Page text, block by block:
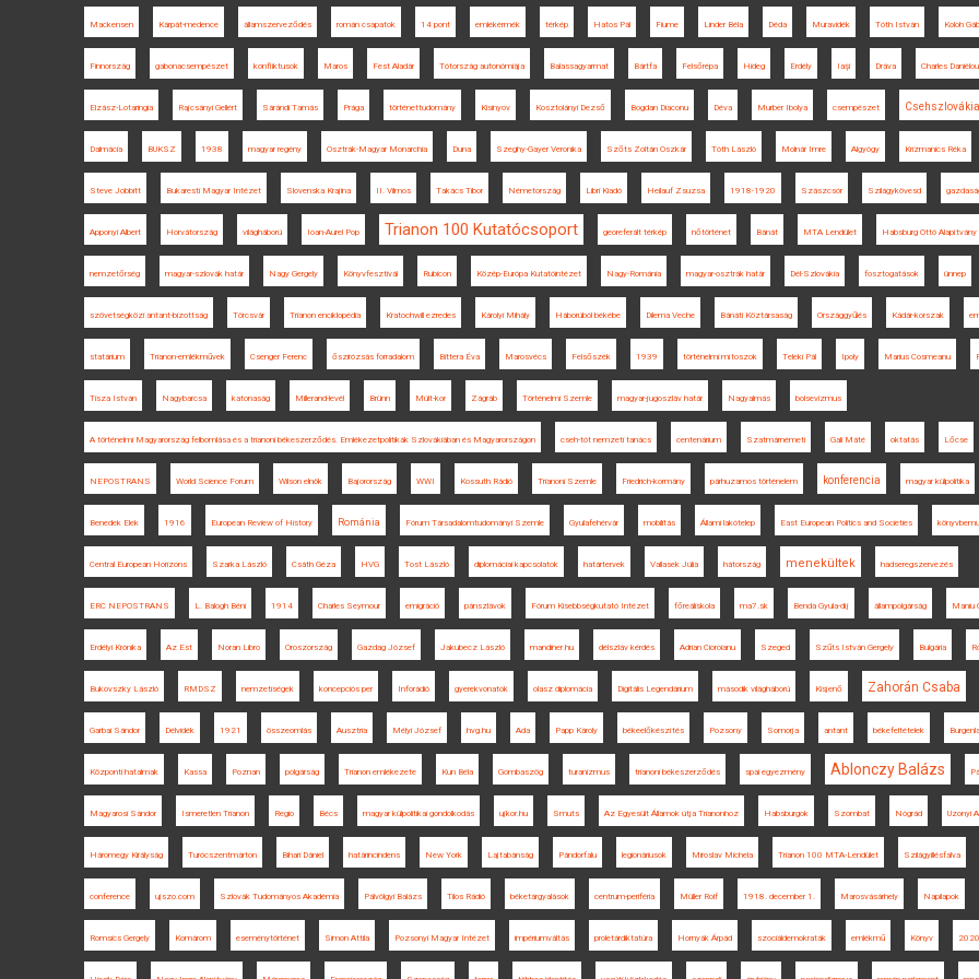
Mackensen Kárpát-medence államszerveződés román csapatok 14 pont emlékérmék térkép Hatos Pál Fiume Linder Béla Déda Muravidék Tóth István Koloh
Finnország gabonacsempészet konfliktusok Maros Fest Aladár Tótország autonómiája Balassagyarmat Bártfa Felsőrépa Hideg Erdély Iaşi Dráva Charles Daniélou
Elzász-Lotaringia Rajcsányi Gellért Sárándi Tamás Prága történettudomány Kisinyov Kosztolányi Dezső Bogdan Diaconu Déva Murber Ibolya csempészet Csehszlovákia
Dalmácia BUKSZ 1938 magyar regény Osztrák-Magyar Monarchia Duna Szeghy-Gayer Veronika Szőts Zoltán Oszkár Tóth László Molnár Imre Algyógy Krizmanics Réka
Steve Jobbitt Bukaresti Magyar Intézet Slovenska Krajina II. Vilmos Takács Tibor Németország Libri Kiadó Heilauf Zsuzsa 1918-1920 Szászcsór Szilágykövesd
Apponyi Albert Horvátország világháború Ioan-Aurel Pop Trianon 100 Kutatócsoport georeferált térkép nőtörténet Bánát MTA Lendület Habsburg Ottó Alapítvány
nemzetőrség magyar-szlovák határ Nagy Gergely Könyvfesztivál Rubicon Közép-Európa Kutatóintézet Nagy-Románia magyar-osztrák határ Dél-Szlovákia fosztogatások ünnep
szövetségközi antant-bizottság Törcsvár Trianon enciklopédia Kratochwill ezredes Károlyi Mihály Háborúból békébe Dilema Veche Bánáti Köztársaság Országgyűlés Kádár-korszak
statárium Trianon-emlékművek Csenger Ferenc őszirózsás forradalom Bittera Éva Marosvécs Felsőszék 1939 történelmi mítoszok Teleki Pál Ipoly Marius Cosmeanu
Tisza István Nagybarcsa katonaság Millerand-levél Brünn Múlt-kor Zágráb Történelmi Szemle magyar-jugoszláv határ Nagyalmás bolsevizmus
A történelmi Magyarország felbomlása és a trianoni békeszerződés. Emlékezetpolitikák Szlovákiában és Magyarországon cseh-tót nemzeti tanács centenárium Szatmárnémeti Gali Máté oktatás Lőcse
NEPOSTRANS World Science Forum Wilson elnök Bajorország WWI Kossuth Rádió Trianoni Szemle Friedrich-kormány párhuzamos történelem konferencia magyar külpolitika
Benedek Elek 1916 European Review of History Románia Fórum Társadalomtudományi Szemle Gyulafehérvár mobilitás Állami lakótelep East European Politics and Societies
Central European Horizons Szarka László Csáth Géza HVG Tost László diplomáciai kapcsolatok határtervek Vallasek Júlia hátország menekültek hadseregszervezés
ERC NEPOSTRANS L. Balogh Béni 1914 Charles Seymour emigráció pánszlávok Fórum Kisebbségkutató Intézet főreáliskola ma7.sk Benda Gyula-díj állampolgárság Maniu
Erdélyi Krónika Az Est Noran Libro Oroszország Gazdag József Jakubecz László mandiner.hu délszláv kérdés Adrian Cioroianu Szeged Szűts István Gergely Bulgária
Bukovszky László RMDSZ nemzetiségek koncepciós per Inforádió gyerekvonatok olasz diplomácia Digitális Legendárium második világháború Kisjenő Zahorán Csaba
Garbai Sándor Délvidék 1921 összeomlás Ausztria Mélyi József hvg.hu Ada Papp Károly békeelőkészítés Pozsony Somorja antant békefeltételek
Központi hatalmak Kassa Poznan polgárság Trianon emlékezete Kun Béla Gombaszög turanizmus trianoni békeszerződés spai egyezmény Ablonczy Balázs
Magyarosi Sándor Ismeretlen Trianon Regio Bécs magyar külpolitikai gondolkodás ujkor.hu Smuts Az Egyesült Államok útja Trianonhoz Habsburgok Szombat Nógrád Uzonyi
Háromegy Királyság Turócszentmárton Bihari Dániel határincindens New York Lajtabánság Pándorfalu legionáriusok Miroslav Michela Trianon 100 MTA-Lendület Szilágyillésfalva
conference ujszo.com Szlovák Tudományos Akadémia Pálvölgyi Balázs Tilos Rádió béketárgyalások centrum-periféria Müller Rolf 1918. december 1. Marosvásárhely Napilapok
Romsics Gergely Komárom eseménytörténet Simon Attila Pozsonyi Magyar Intézet impériumváltás proletárdiktatúra Hornyák Árpád szociáldemokraták emlékmű Könyv